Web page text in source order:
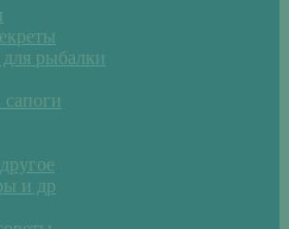
рыбалки
и др